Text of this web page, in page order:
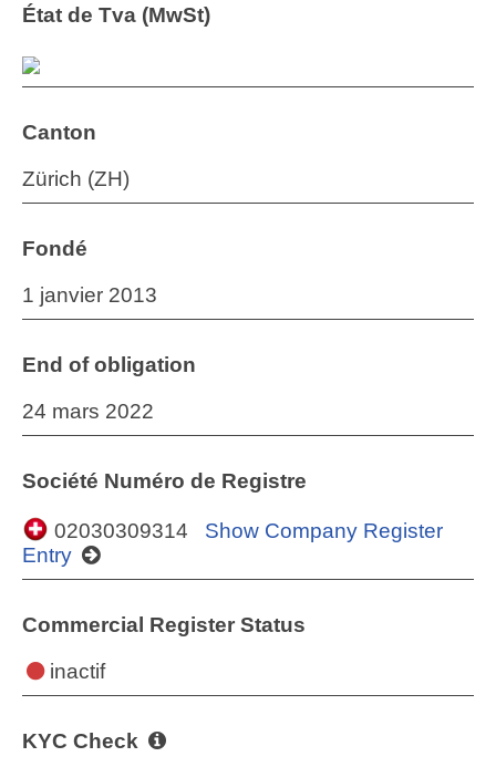
État de Tva (MwSt)
Canton
Zürich (ZH)
Fondé
1 janvier 2013
End of obligation
24 mars 2022
Société Numéro de Registre
02030309314
Show Company Register
Entry
Commercial Register Status
inactif
KYC Check